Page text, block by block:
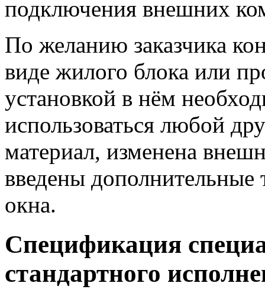
подключения внешних
По желанию заказчика
виде жилого блока или
установкой в нём
использоваться любой
материал, изменена
введены дополнительные
окна.
Спецификация
стандартного